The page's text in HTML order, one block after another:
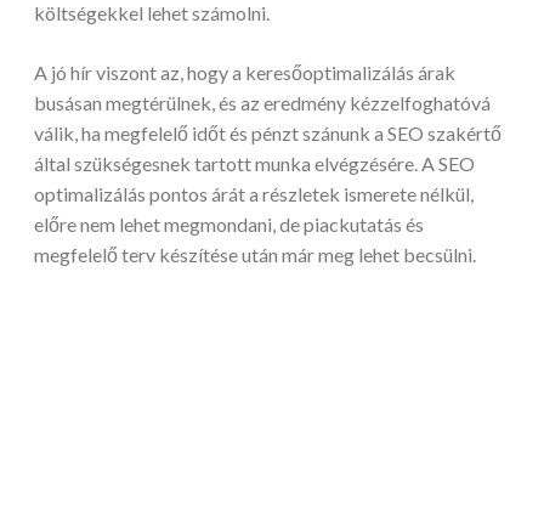
költségekkel lehet számolni.
A jó hír viszont az, hogy a keresőoptimalizálás árak
busásan megtérülnek, és az eredmény kézzelfoghatóvá
válik, ha megfelelő időt és pénzt szánunk a SEO szakértő
által szükségesnek tartott munka elvégzésére. A SEO
optimalizálás pontos árát a részletek ismerete nélkül,
előre nem lehet megmondani, de piackutatás és
megfelelő terv készítése után már meg lehet becsülni.